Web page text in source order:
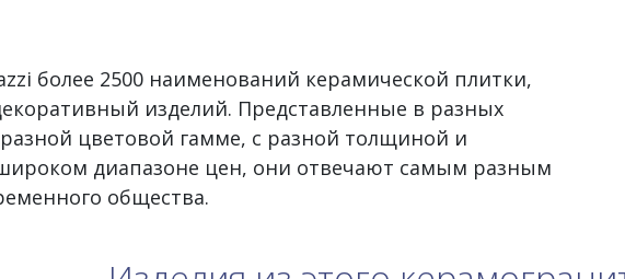
более 2500 наименований керамической плитки,
изделий. Представленные в разных
цветовой гамме, с разной толщиной и
диапазоне цен, они отвечают самым разным
общества.